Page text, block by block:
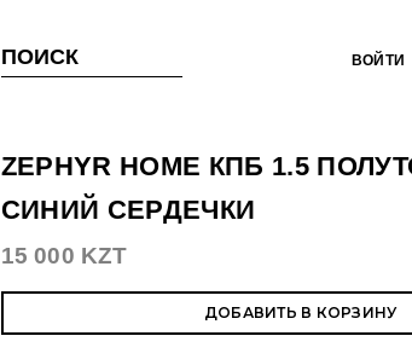
ПОИСК ВОЙТИ
ZEPHYR HOME КПБ 1.5
СИНИЙ СЕРДЕЧКИ
15 000 KZT
ДОБАВИТЬ В КОРЗИНУ